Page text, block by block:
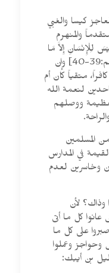
كيسا والغبي
والمنهرم
لِلْإِنْسَانِ إِلاَّ مَا
سَعَى وَأَنَّ سَعْيَهُ سَوْفَ يُرَى” [النجم:39-40] وإن
متقياً كان أم
لنعمة الله
ووصلهم
المسلمين
في المدارس
وخاسرين لعدم
وذاك؟ لأن
كل ما أتى
على كل ما
وعملوا
بن أيبك: